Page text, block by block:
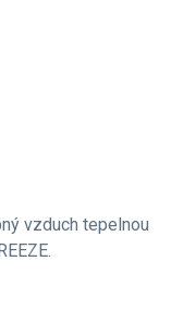
vzduch tepelnou